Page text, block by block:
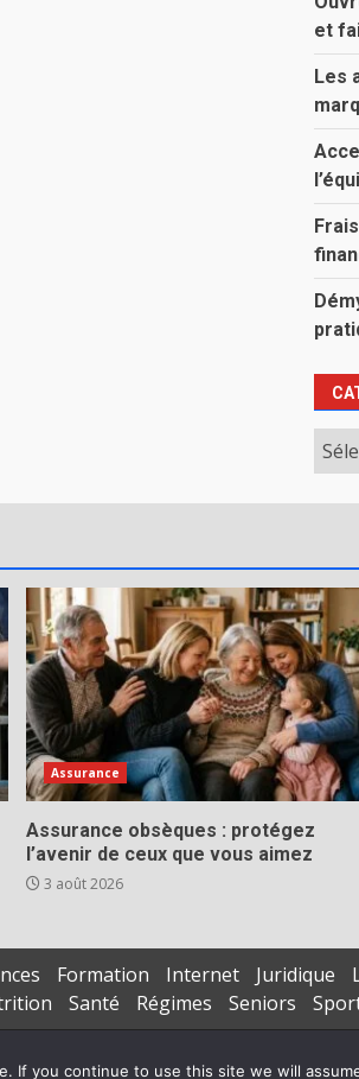
et
Les
Assurance
Assurance obsèques : protégez
l’avenir de ceux que vous aimez
3 août 2026
Formation Internet Juridique
Santé Régimes Seniors
If you continue to use this site we will